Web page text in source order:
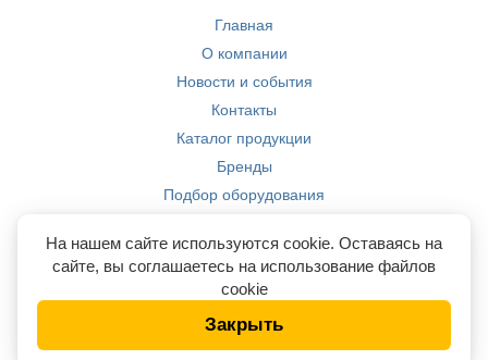
Главная
О компании
Новости и события
Контакты
Каталог продукции
Бренды
Подбор оборудования
Компетенции
На нашем сайте используются cookie. Оставаясь на
сайте, вы соглашаетесь на использование файлов
cookie
Закрыть